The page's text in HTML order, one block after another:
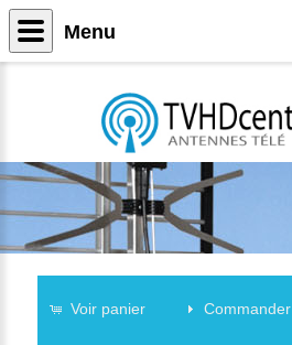
Voir panier Commander
Menu